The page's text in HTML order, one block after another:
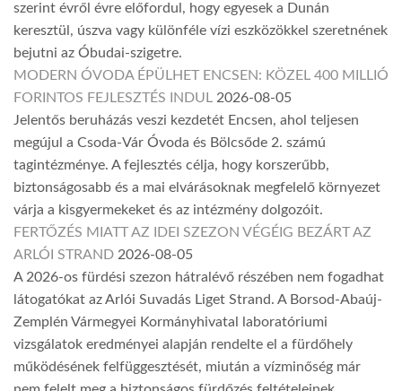
szerint évről évre előfordul, hogy egyesek a Dunán
keresztül, úszva vagy különféle vízi eszközökkel szeretnének
bejutni az Óbudai-szigetre.
MODERN ÓVODA ÉPÜLHET ENCSEN: KÖZEL 400 MILLIÓ
FORINTOS FEJLESZTÉS INDUL 2026-08-05
Jelentős beruházás veszi kezdetét Encsen, ahol teljesen
megújul a Csoda-Vár Óvoda és Bölcsőde 2. számú
tagintézménye. A fejlesztés célja, hogy korszerűbb,
biztonságosabb és a mai elvárásoknak megfelelő környezet
várja a kisgyermekeket és az intézmény dolgozóit.
FERTŐZÉS MIATT AZ IDEI SZEZON VÉGÉIG BEZÁRT AZ
ARLÓI STRAND 2026-08-05
A 2026-os fürdési szezon hátralévő részében nem fogadhat
látogatókat az Arlói Suvadás Liget Strand. A Borsod-Abaúj-
Zemplén Vármegyei Kormányhivatal laboratóriumi
vizsgálatok eredményei alapján rendelte el a fürdőhely
működésének felfüggesztését, miután a vízminőség már